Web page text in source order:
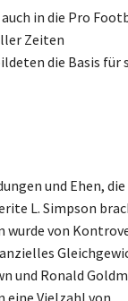
in die Pro
Zeiten
die Basis für
und Ehen, die
L. Simpson
wurde von
und Ronald
eine Vielzahl von